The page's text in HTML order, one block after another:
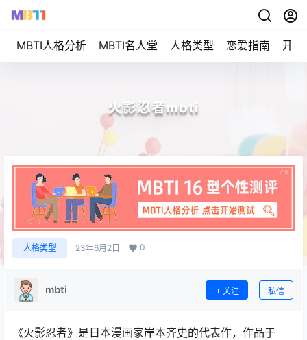
MBTI人格分析 MBTI名人堂 人格类型 恋爱指南 开始
火影忍者mbti
人格类型 23年6月2日 0
mbti 关注 私信
《火影忍者》是日本漫画家岸本齐史的代表作，作品于